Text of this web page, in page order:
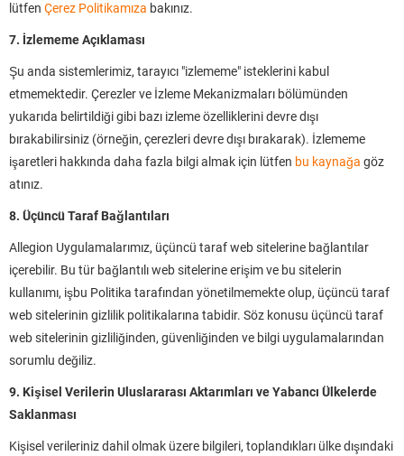
lütfen Çerez Politikamıza bakınız.
7. İzlememe Açıklaması
Şu anda sistemlerimiz, tarayıcı "izlememe" isteklerini kabul
etmemektedir. Çerezler ve İzleme Mekanizmaları bölümünden
yukarıda belirtildiği gibi bazı izleme özelliklerini devre dışı
bırakabilirsiniz (örneğin, çerezleri devre dışı bırakarak). İzlememe
işaretleri hakkında daha fazla bilgi almak için lütfen bu kaynağa göz
atınız.
8. Üçüncü Taraf Bağlantıları
Allegion Uygulamalarımız, üçüncü taraf web sitelerine bağlantılar
içerebilir. Bu tür bağlantılı web sitelerine erişim ve bu sitelerin
kullanımı, işbu Politika tarafından yönetilmemekte olup, üçüncü taraf
web sitelerinin gizlilik politikalarına tabidir. Söz konusu üçüncü taraf
web sitelerinin gizliliğinden, güvenliğinden ve bilgi uygulamalarından
sorumlu değiliz.
9. Kişisel Verilerin Uluslararası Aktarımları ve Yabancı Ülkelerde
Saklanması
Kişisel verileriniz dahil olmak üzere bilgileri, toplandıkları ülke dışındaki